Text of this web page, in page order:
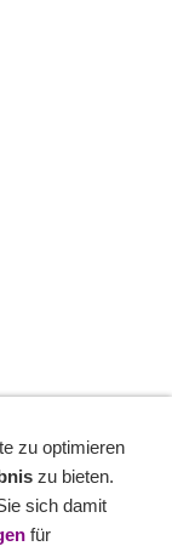
zu optimieren
zu bieten.
sich damit
für